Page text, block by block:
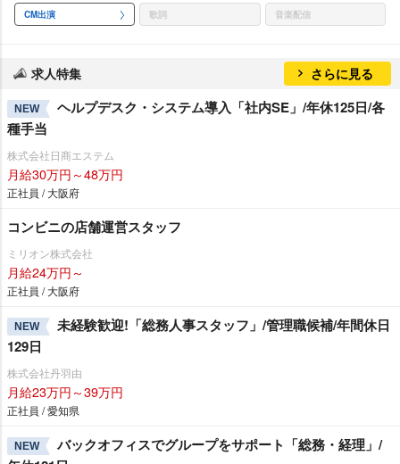
CM出演 歌詞 音楽配信
求人特集 さらに見る
NEW
ヘルプデスク・システム導入「社内SE」/年休125日/各
種手当
株式会社日商エステム
月給30万円～48万円
正社員 / 大阪府
コンビニの店舗運営スタッフ
ミリオン株式会社
月給24万円～
正社員 / 大阪府
NEW
未経験歓迎!「総務人事スタッフ」/管理職候補/年間休日
129日
株式会社丹羽由
月給23万円～39万円
正社員 / 愛知県
NEW
バックオフィスでグループをサポート「総務・経理」/